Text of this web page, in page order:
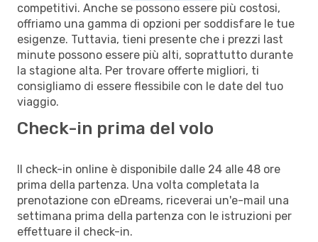
competitivi. Anche se possono essere più costosi,
offriamo una gamma di opzioni per soddisfare le tue
esigenze. Tuttavia, tieni presente che i prezzi last
minute possono essere più alti, soprattutto durante
la stagione alta. Per trovare offerte migliori, ti
consigliamo di essere flessibile con le date del tuo
viaggio.
Check-in prima del volo
Il check-in online è disponibile dalle 24 alle 48 ore
prima della partenza. Una volta completata la
prenotazione con eDreams, riceverai un'e-mail una
settimana prima della partenza con le istruzioni per
effettuare il check-in.